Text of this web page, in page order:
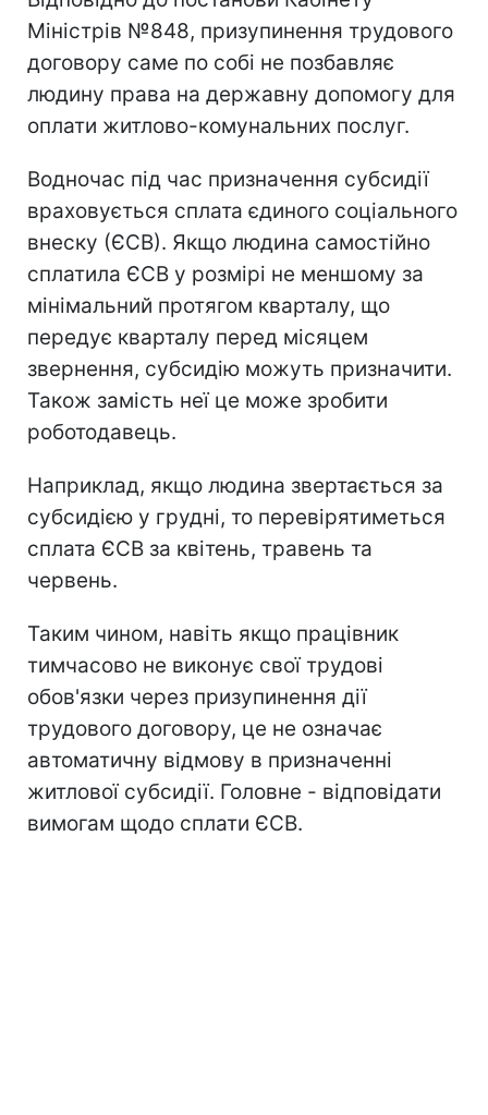
Міністрів №848, призупинення трудового
договору саме по собі не позбавляє
людину права на державну допомогу для
оплати житлово-комунальних послуг.
Водночас під час призначення субсидії
враховується сплата єдиного соціального
внеску (ЄСВ). Якщо людина самостійно
сплатила ЄСВ у розмірі не меншому за
мінімальний протягом кварталу, що
передує кварталу перед місяцем
звернення, субсидію можуть призначити.
Також замість неї це може зробити
роботодавець.
Наприклад, якщо людина звертається за
субсидією у грудні, то перевірятиметься
сплата ЄСВ за квітень, травень та
червень.
Таким чином, навіть якщо працівник
тимчасово не виконує свої трудові
обов'язки через призупинення дії
трудового договору, це не означає
автоматичну відмову в призначенні
житлової субсидії. Головне - відповідати
вимогам щодо сплати ЄСВ.